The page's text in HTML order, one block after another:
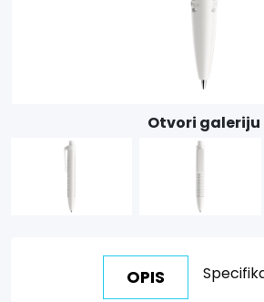
Otvori galeriju
OPIS